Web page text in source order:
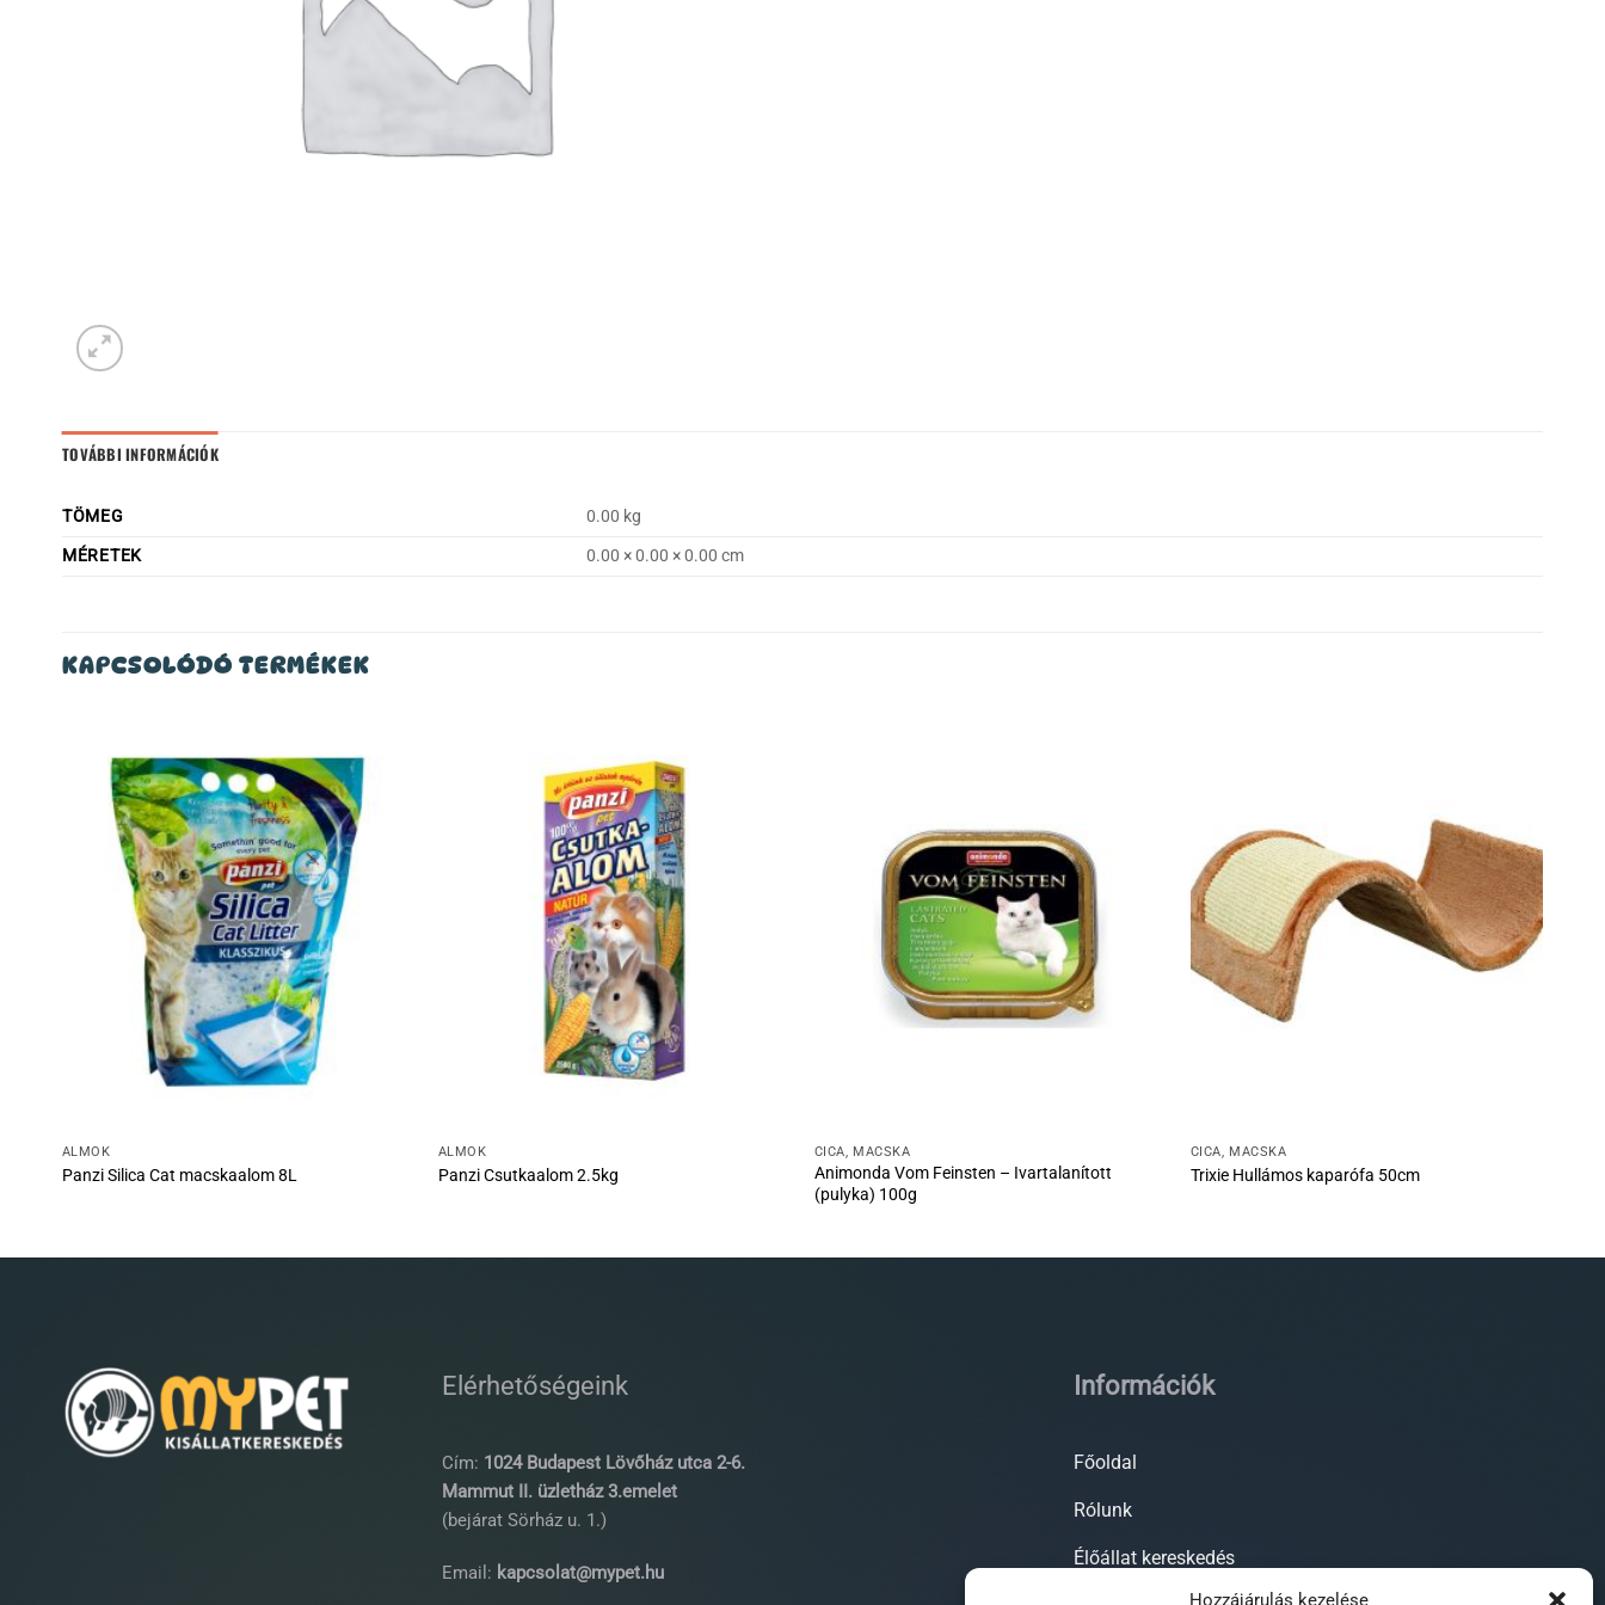
TOVÁBBI INFORMÁCIÓK
TÖMEG
0.00 kg
MÉRETEK
0.00 × 0.00 × 0.00 cm
KAPCSOLÓDÓ TERMÉKEK
ALMOK
Panzi Silica Cat macskaalom 8L
ALMOK
Panzi Csutkaalom 2.5kg
CICA, MACSKA
Animonda Vom Feinsten – Ivartalanított
(pulyka) 100g
CICA, MACSKA
Trixie Hullámos kaparófa 50cm
Elérhetőségeink
Cím: 1024 Budapest Lövőház utca 2-6.
Mammut II. üzletház 3.emelet
(bejárat Sörház u. 1.)
Email: kapcsolat@mypet.hu
Információk
Főoldal
Rólunk
Élőállat kereskedés